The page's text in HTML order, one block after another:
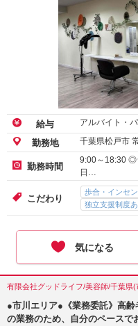
給与 アルバイト・
勤務地 千葉県松戸市
勤務時間
9:00～18:30 ◎シフト制 ◎勤務日数、時間応相談！ 「週1
日…
こだわり
歩合・インセ
独立支援制度あ
気になる
有限会社グッドライフ/美容師/千葉県(
●市川エリア●《業務委託》高
の業務のため、自分のペース